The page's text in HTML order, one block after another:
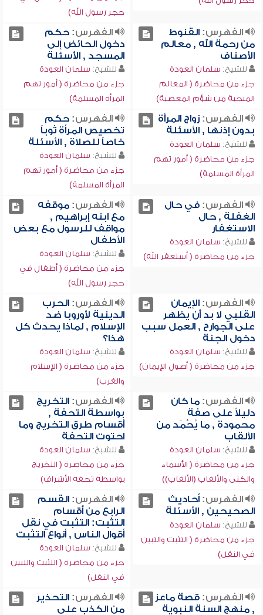
حجر رسول الله)
الفهرس:القنوط
من رحمة الله , معالم
الأصناف
للشيخ: سلمان العودة
جزء من محاضرة ( المعالم
المنجية من شؤم المعصية)
الفهرس:حكم
دخول الحائض إلى
المسجد , الأسئلة
للشيخ: سلمان العودة
جزء من محاضرة ( أمور تهم
المرأة المسلمة)
الفهرس:زواج المرأة
بدون إذنها , الأسئلة
للشيخ: سلمان العودة
جزء من محاضرة ( أمور تهم
المرأة المسلمة)
الفهرس:حكم
تخصيص المرأة ثوباً
خاصاً للصلاة , الأسئلة
للشيخ: سلمان العودة
جزء من محاضرة ( أمور تهم
المرأة المسلمة)
الفهرس:في حال
الغفلة , حال
الاستغفار
للشيخ: سلمان العودة
جزء من محاضرة ( أستغفر الله)
الفهرس:موقفه
مع ابنه إبراهيم ,
مواقف للرسول مع بعض
الأطفال
للشيخ: سلمان العودة
جزء من محاضرة ( أطفال في
حجر رسول الله)
الفهرس:الإيمان
القلبي لا بد أن يظهر
على الجوارح , العمل سبب
دخول الجنة
للشيخ: سلمان العودة
جزء من محاضرة ( أصول الإيمان)
الفهرس:الحرب
الدينية لأوروبا ضد
الإسلام , لماذا يحدث كل
هذا؟
للشيخ: سلمان العودة
جزء من محاضرة ( الإسلام
والغرب)
الفهرس:ما كان
دليلاً على صفة
محمودة , ما يُحْمَد من
الألقاب
للشيخ: سلمان العودة
جزء من محاضرة ( الأسماء
والكنى والألقاب (الألقاب))
الفهرس:التخريج
بواسطة التحفة ,
أقسام طرق التخريج وما
احتوت التحفة
للشيخ: سلمان العودة
جزء من محاضرة ( التخريج
بواسطة تحفة الأشراف)
الفهرس:أحاديث
الصحيحين , الأسئلة
للشيخ: سلمان العودة
جزء من محاضرة ( التثبت والتبين
في النقل)
الفهرس:القسم
الرابع من أقسام
التثبت: التثبت في نقل
أقوال الناس , أنواع التثبت
للشيخ: سلمان العودة
جزء من محاضرة ( التثبت والتبين
في النقل)
الفهرس:قصة ماعز
, منهج السنة النبوية
الفهرس:التحذير
من الكذب على